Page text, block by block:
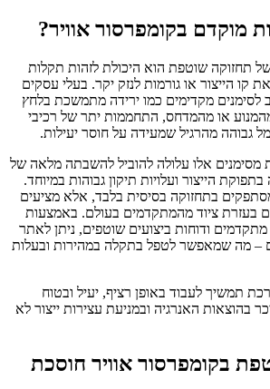
מוקדם בקומפרסור אוויר?
תחזוקה שוטפת הוא היכולת לזהות תקלות
קו הייצור או גורמות לנזק יקר. בעלי עסקים
לסימנים מקדימים כמו ירידה מתמשכת בלחץ
או מהמדחס, התחממות יתר של רכיבי
גבוהה מהרגיל שמעידה על חוסר יעילות.
מסימנים אלו עלולה להוביל להשבתה מלאה של
הייצור ועלויות תיקון גבוהות במיוחד.
בתחזוקה בסיסית בלבד, אלא מציעים
בעזרת ציוד מהמתקדמים בעולם. באמצעות
ודוחות ביצועים שוטפים, ניתן לאתר
– מה שמאפשר לטפל בתקלה במהירות ובעלות
תמשיך לעבוד באופן רציף, יעיל ובטוח
בהוצאות האנרגיה ובמניעת עצירות ייצור לא
בקומפרסור אוויר חוסכת